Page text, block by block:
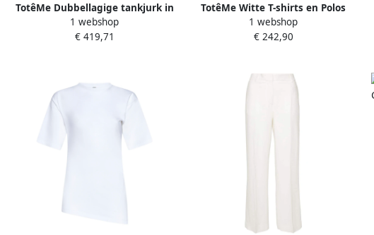
TotêMe Dubbellagige tankjurk in
Talc White Dames
1 webshop
€ 419,71
TotêMe Witte T-shirts en Polos
White Dames
1 webshop
€ 242,90